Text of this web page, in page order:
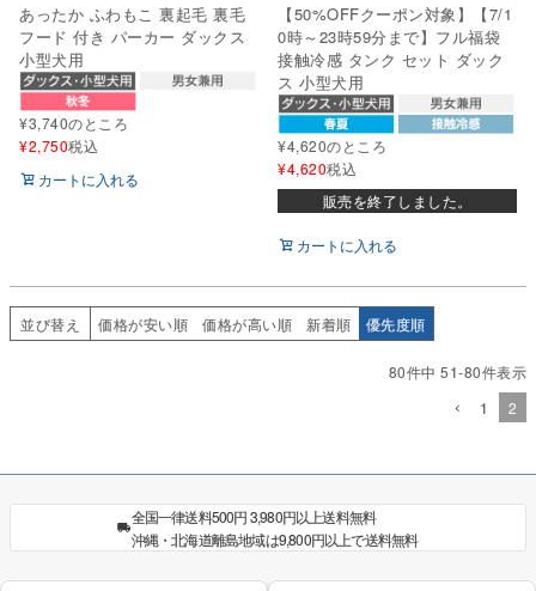
あったか ふわもこ 裏起毛 裏毛
フード 付き パーカー ダックス
小型犬用
¥3,740のところ
¥2,750税込
カートに入れる
【50%OFFクーポン対象】【7/1
0時～23時59分まで】フル福袋
接触冷感 タンク セット ダック
ス 小型犬用
¥4,620のところ
¥4,620税込
販売を終了しました。
カートに入れる
並び替え 価格が安い順 価格が高い順 新着順 優先度順
80件中 51-80件表示
1
2
全国一律送料500円 3,980円以上送料無料
沖縄・北海道離島地域は9,800円以上で送料無料